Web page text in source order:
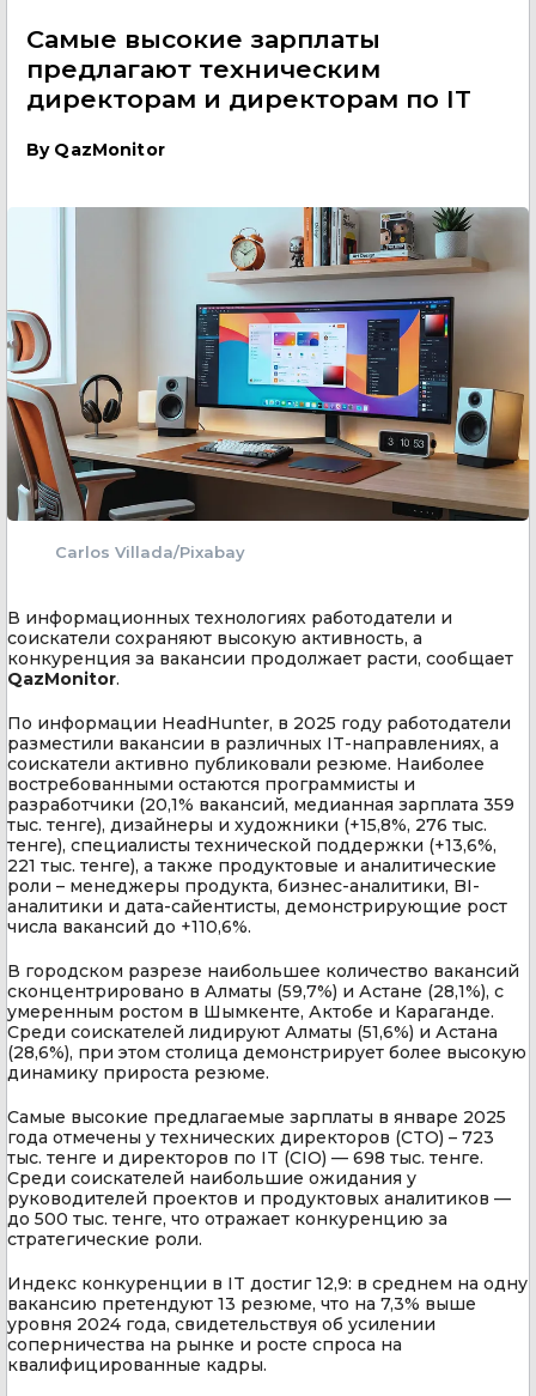
Самые высокие зарплаты
предлагают техническим
директорам и директорам по IT
By QazMonitor
Carlos Villada/Pixabay
В информационных технологиях работодатели и
соискатели сохраняют высокую активность, а
конкуренция за вакансии продолжает расти, сообщает
QazMonitor.
По информации HeadHunter, в 2025 году работодатели
разместили вакансии в различных IT-направлениях, а
соискатели активно публиковали резюме. Наиболее
востребованными остаются программисты и
разработчики (20,1% вакансий, медианная зарплата 359
тыс. тенге), дизайнеры и художники (+15,8%, 276 тыс.
тенге), специалисты технической поддержки (+13,6%,
221 тыс. тенге), а также продуктовые и аналитические
роли – менеджеры продукта, бизнес-аналитики, BI-
аналитики и дата-сайентисты, демонстрирующие рост
числа вакансий до +110,6%.
В городском разрезе наибольшее количество вакансий
сконцентрировано в Алматы (59,7%) и Астане (28,1%), с
умеренным ростом в Шымкенте, Актобе и Караганде.
Среди соискателей лидируют Алматы (51,6%) и Астана
(28,6%), при этом столица демонстрирует более высокую
динамику прироста резюме.
Самые высокие предлагаемые зарплаты в январе 2025
года отмечены у технических директоров (CTO) – 723
тыс. тенге и директоров по IT (CIO) — 698 тыс. тенге.
Среди соискателей наибольшие ожидания у
руководителей проектов и продуктовых аналитиков —
до 500 тыс. тенге, что отражает конкуренцию за
стратегические роли.
Индекс конкуренции в IT достиг 12,9: в среднем на одну
вакансию претендуют 13 резюме, что на 7,3% выше
уровня 2024 года, свидетельствуя об усилении
соперничества на рынке и росте спроса на
квалифицированные кадры.